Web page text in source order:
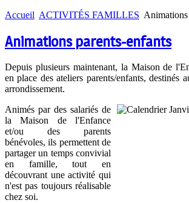
Accueil ACTIVITÉS FAMILLES Animations
Animations parents-enfants
Depuis plusieurs maintenant, la Maison de
en place des ateliers parents/enfants, destinés
arrondissement.
Animés par des salariés de
la Maison de l'Enfance
et/ou des parents
bénévoles, ils permettent de
partager un temps convivial
en famille, tout en
découvrant une activité qui
n'est pas toujours réalisable
chez soi.